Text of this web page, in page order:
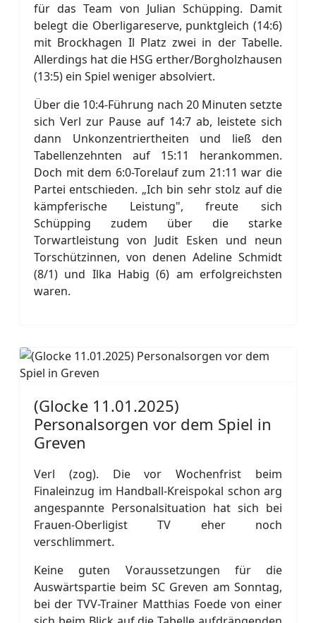
für das Team von Julian Schüpping. Damit
belegt die Oberligareserve, punktgleich (14:6)
mit Brockhagen Il Platz zwei in der Tabelle.
Allerdings hat die HSG erther/Borgholzhausen
(13:5) ein Spiel weniger absolviert.
Über die 10:4-Führung nach 20 Minuten setzte
sich Verl zur Pause auf 14:7 ab, leistete sich
dann Unkonzentriertheiten und ließ den
Tabellenzehnten auf 15:11 herankommen.
Doch mit dem 6:0-Torelauf zum 21:11 war die
Partei entschieden. „Ich bin sehr stolz auf die
kämpferische Leistung", freute sich
Schüpping zudem über die starke
Torwartleistung von Judit Esken und neun
Torschützinnen, von denen Adeline Schmidt
(8/1) und Ilka Habig (6) am erfolgreichsten
waren.
(Glocke 11.01.2025)
Personalsorgen vor dem Spiel in
Greven
Verl (zog). Die vor Wochenfrist beim
Finaleinzug im Handball-Kreispokal schon arg
angespannte Personalsituation hat sich bei
Frauen-Oberligist TV eher noch
verschlimmert.
Keine guten Voraussetzungen für die
Auswärtspartie beim SC Greven am Sonntag,
bei der TVV-Trainer Matthias Foede von einer